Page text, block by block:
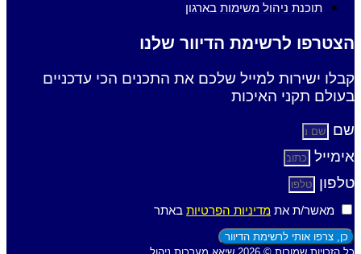
תוכנת ניהול משימות בארגון
הצטרפו לרשימת הדיוור שלנו
קבלו ישירות למייל שלכם את התכנים הכי עדכניים
בעולם תקני האיכות
שם
אימייל
טלפון
מאשר/ת את מדיניות הפרטיות באתר
כן, צרפו אותי לרשימת הדיוור